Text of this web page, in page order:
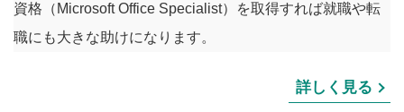
資格（Microsoft Office Specialist）を取得すれば就職や転
職にも大きな助けになります。
詳しく見る